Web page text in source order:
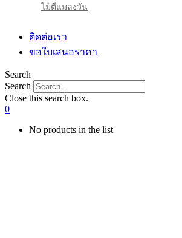
ไม้ตีแมลงวัน
ติดต่อเรา
ขอใบเสนอราคา
Search
Search
Close this search box.
0
No products in the list